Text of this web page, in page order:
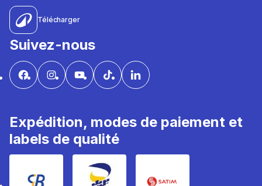
Télécharger
Suivez-nous
Expédition, modes de paiement et
labels de qualité